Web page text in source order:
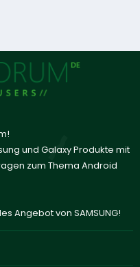
und Galaxy Produkte mit
zum Thema Android
Angebot von SAMSUNG!